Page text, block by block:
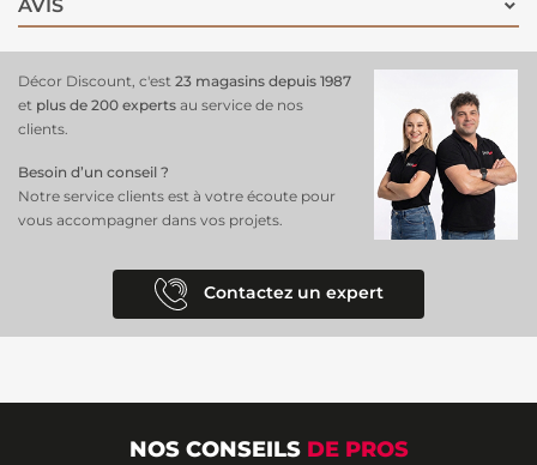
AVIS
Décor Discount, c'est 23 magasins depuis 1987
et plus de 200 experts au service de nos
clients.
Besoin d’un conseil ?
Notre service clients est à votre écoute pour
vous accompagner dans vos projets.
Contactez un expert
NOS CONSEILS DE PROS